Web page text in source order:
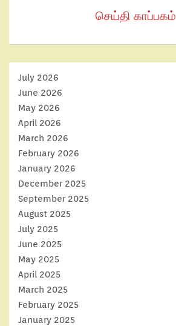
செய்தி காப்பகம்
July 2026
June 2026
May 2026
April 2026
March 2026
February 2026
January 2026
December 2025
September 2025
August 2025
July 2025
June 2025
May 2025
April 2025
March 2025
February 2025
January 2025